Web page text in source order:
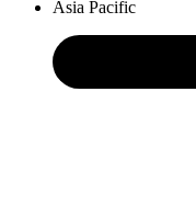
Asia Pacific